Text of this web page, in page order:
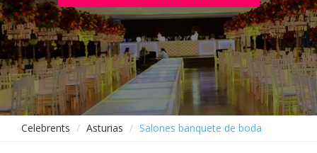
Celebrents Asturias Salones banquete de boda